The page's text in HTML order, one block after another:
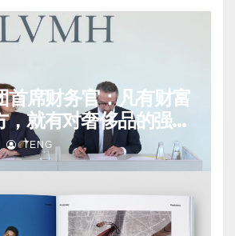
首席财务官：凡有财富
，就有对奢侈品的强烈
TENG